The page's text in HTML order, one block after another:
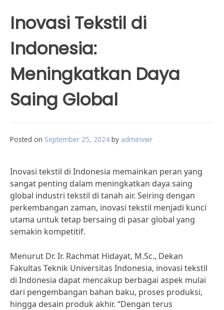
Inovasi Tekstil di
Indonesia:
Meningkatkan Daya
Saing Global
Posted on September 25, 2024 by adminvwr
Inovasi tekstil di Indonesia memainkan peran yang
sangat penting dalam meningkatkan daya saing
global industri tekstil di tanah air. Seiring dengan
perkembangan zaman, inovasi tekstil menjadi kunci
utama untuk tetap bersaing di pasar global yang
semakin kompetitif.
Menurut Dr. Ir. Rachmat Hidayat, M.Sc., Dekan
Fakultas Teknik Universitas Indonesia, inovasi tekstil
di Indonesia dapat mencakup berbagai aspek mulai
dari pengembangan bahan baku, proses produksi,
hingga desain produk akhir. “Dengan terus